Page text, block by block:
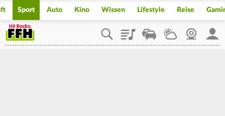
Sport Auto Kino Wissen Lifestyle Reise
PlaylistStaupilotWetterWebcam